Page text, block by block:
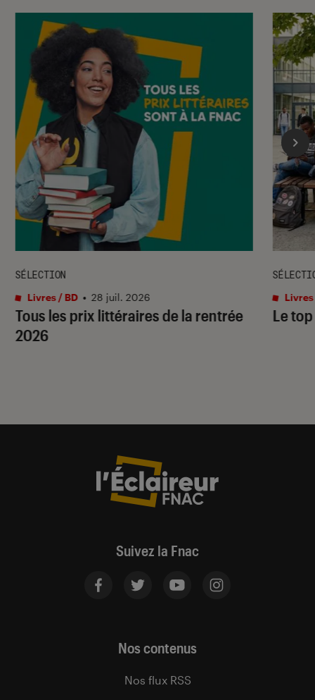
Tous les prix littéraires de la rentrée
2026
SÉLECTION
Livres / BD • 28 juil. 2026
Le
Livres
Suivez la Fnac
Nos contenus
Nos flux RSS